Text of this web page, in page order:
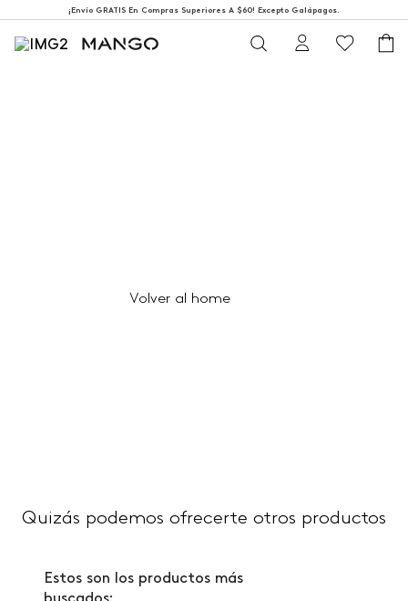
¡Envío GRATIS En Compras Superiores A $60! Excepto Galápagos.
Volver al home
Quizás podemos ofrecerte otros productos
Estos son los productos más